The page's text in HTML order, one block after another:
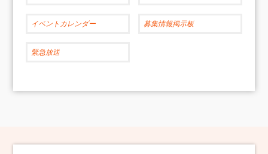
イベントカレンダー 募集情報掲示板
緊急放送